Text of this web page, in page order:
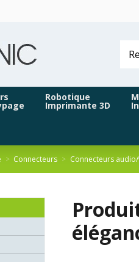
Robotique
Imprimante 3D
Connecteurs Connecteurs